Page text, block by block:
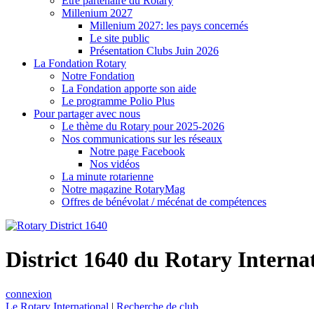
Millenium 2027
Millenium 2027: les pays concernés
Le site public
Présentation Clubs Juin 2026
La Fondation Rotary
Notre Fondation
La Fondation apporte son aide
Le programme Polio Plus
Pour partager avec nous
Le thème du Rotary pour 2025-2026
Nos communications sur les réseaux
Notre page Facebook
Nos vidéos
La minute rotarienne
Notre magazine RotaryMag
Offres de bénévolat / mécénat de compétences
District 1640 du Rotary
connexion
Le Rotary International | Recherche de club